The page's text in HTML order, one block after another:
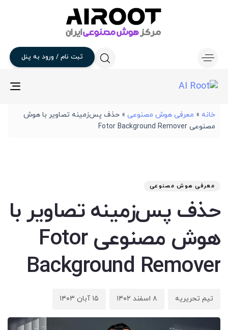
ثبت نام / ورود به پنل
خانه » معرفی هوش مصنوعی » حذف پس‌زمینه تصاویر با هوش
مصنوعی Fotor Background Remover
معرفی هوش مصنوعی
حذف پس‌زمینه تصاویر با
هوش مصنوعی Fotor
Background Remover
تیم تحریریه ۸ اسفند ۱۴۰۲ ۱۵ آبان ۱۴۰۳